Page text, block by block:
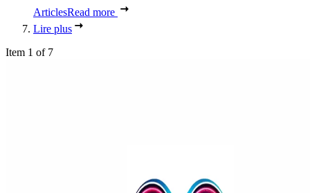
ArticlesRead more
Lire plus
Item 1 of 7